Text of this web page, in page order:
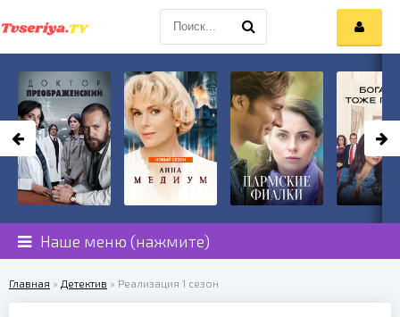
Наше меню (нажмите)
Главная » Детектив » Реализация 1 сезон